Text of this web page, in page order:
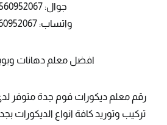
جوال: 0560952067
واتساب: 0560952067
افضل معلم دهانات
رقم معلم ديكورات فوم جدة متوفر
تركيب وتوريد كافة انواع الديكورات